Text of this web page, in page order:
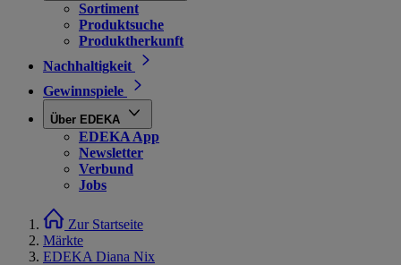
Sortiment
Produktsuche
Produktherkunft
Nachhaltigkeit
Gewinnspiele
Über EDEKA
EDEKA App
Newsletter
Verbund
Jobs
Zur Startseite
Märkte
EDEKA Diana Nix